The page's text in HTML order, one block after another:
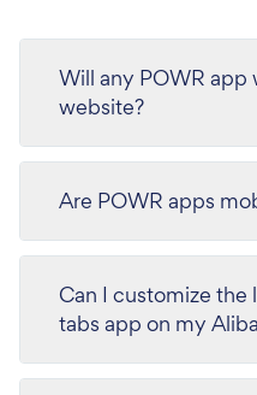
Will any POWR app
website?
Are POWR apps
Can I customize the
tabs app on my